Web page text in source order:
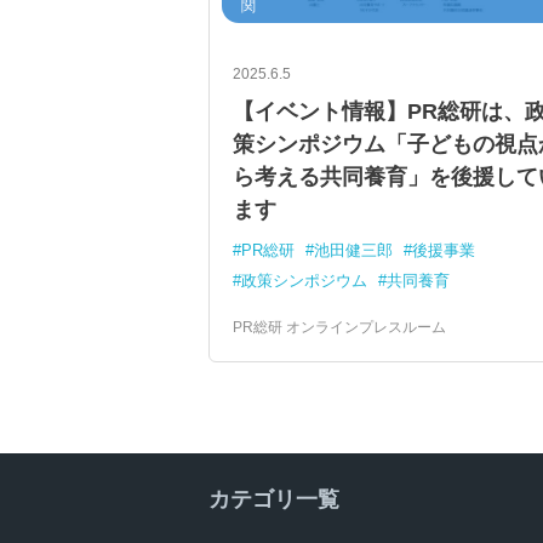
関
2025.6.5
【イベント情報】PR総研は、
策シンポジウム「子どもの視点
ら考える共同養育」を後援して
ます
PR総研 池田健三郎
後援事業
政策シンポジウム
共同養育
PR総研 オンラインプレスルーム
カテゴリ一覧